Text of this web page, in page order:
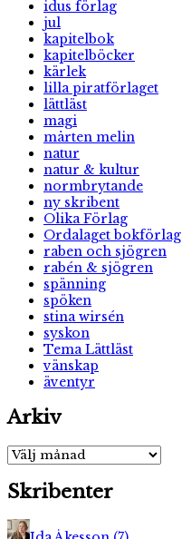
idus förlag
jul
kapitelbok
kapitelböcker
kärlek
lilla piratförlaget
lättläst
magi
mårten melin
natur
natur & kultur
normbrytande
ny skribent
Olika Förlag
Ordalaget bokförlag
raben och sjögren
rabén & sjögren
spänning
spöken
stina wirsén
syskon
Tema Lättläst
vänskap
äventyr
Arkiv
Arkiv
Skribenter